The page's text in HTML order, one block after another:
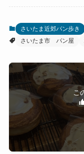
さいたま近郊パン歩き
さいたま市 パン屋
こ